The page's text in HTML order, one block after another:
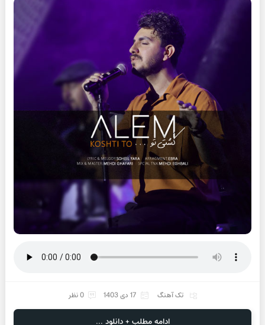
تک آهنگ 17 دی 1403 0 نظر
ادامه مطلب + دانلود ...